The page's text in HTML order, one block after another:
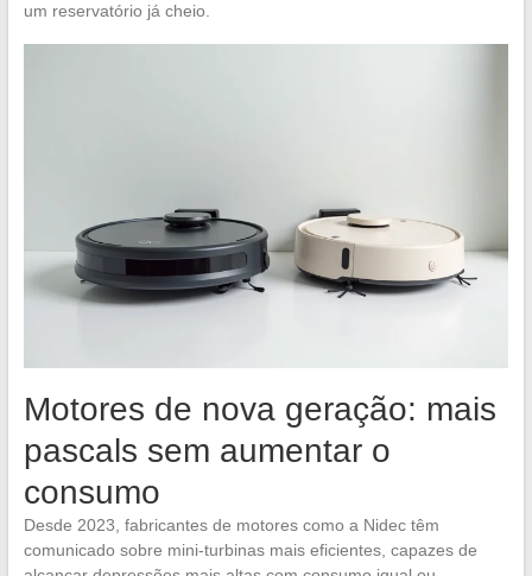
um reservatório já cheio.
Motores de nova geração: mais
pascals sem aumentar o
consumo
Desde 2023, fabricantes de motores como a Nidec têm
comunicado sobre mini-turbinas mais eficientes, capazes de